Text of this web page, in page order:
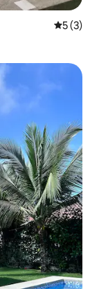
Note
5 (3)